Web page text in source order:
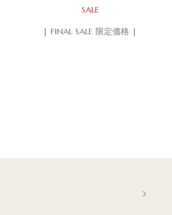
SALE
| FINAL SALE 限定価格 |